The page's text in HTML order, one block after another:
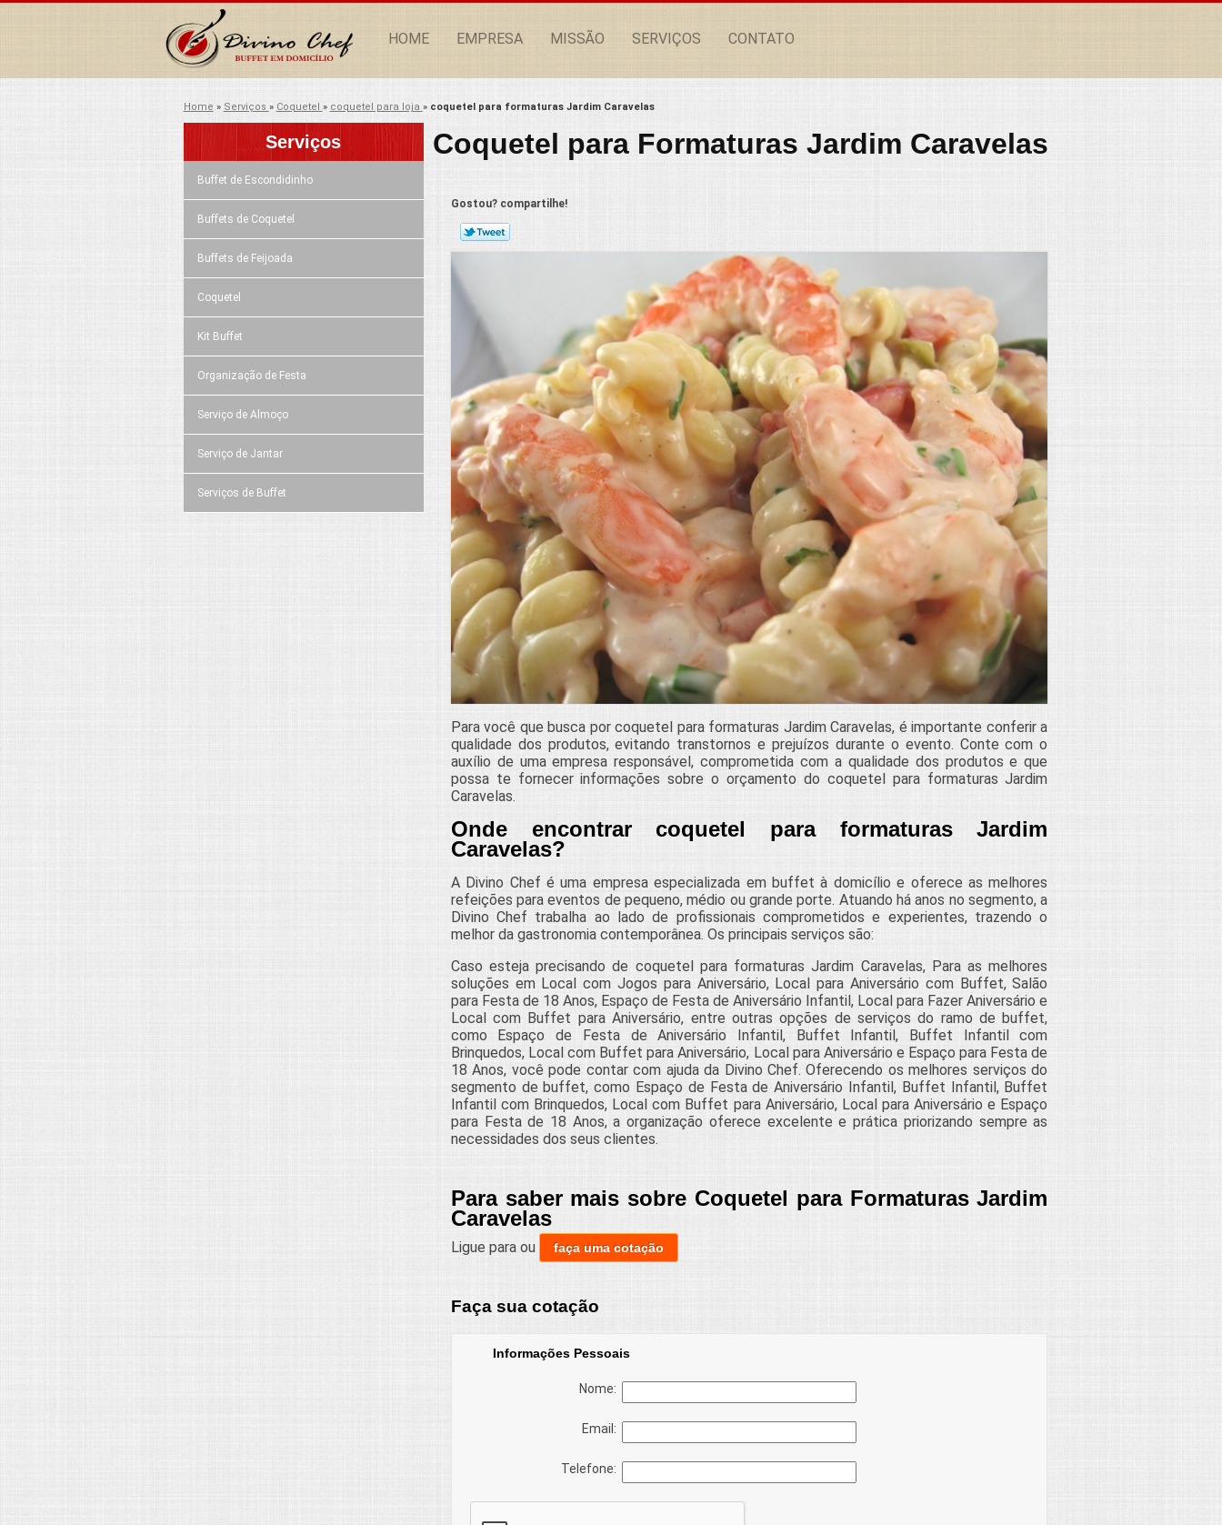
HOME EMPRESA MISSÃO SERVIÇOS CONTATO
Home » Serviços » Coquetel » coquetel para loja » coquetel para formaturas Jardim Caravelas
Serviços
Buffet de Escondidinho
Buffets de Coquetel
Buffets de Feijoada
Coquetel
Kit Buffet
Organização de Festa
Serviço de Almoço
Serviço de Jantar
Serviços de Buffet
Coquetel para Formaturas Jardim Caravelas
Gostou? compartilhe!
Para você que busca por coquetel para formaturas Jardim Caravelas, é importante conferir a
qualidade dos produtos, evitando transtornos e prejuízos durante o evento. Conte com o
auxílio de uma empresa responsável, comprometida com a qualidade dos produtos e que
possa te fornecer informações sobre o orçamento do coquetel para formaturas Jardim
Caravelas.
Onde encontrar coquetel para formaturas Jardim
Caravelas?
A Divino Chef é uma empresa especializada em buffet à domicílio e oferece as melhores
refeições para eventos de pequeno, médio ou grande porte. Atuando há anos no segmento, a
Divino Chef trabalha ao lado de profissionais comprometidos e experientes, trazendo o
melhor da gastronomia contemporânea. Os principais serviços são:
Caso esteja precisando de coquetel para formaturas Jardim Caravelas, Para as melhores
soluções em Local com Jogos para Aniversário, Local para Aniversário com Buffet, Salão
para Festa de 18 Anos, Espaço de Festa de Aniversário Infantil, Local para Fazer Aniversário e
Local com Buffet para Aniversário, entre outras opções de serviços do ramo de buffet,
como Espaço de Festa de Aniversário Infantil, Buffet Infantil, Buffet Infantil com
Brinquedos, Local com Buffet para Aniversário, Local para Aniversário e Espaço para Festa de
18 Anos, você pode contar com ajuda da Divino Chef. Oferecendo os melhores serviços do
segmento de buffet, como Espaço de Festa de Aniversário Infantil, Buffet Infantil, Buffet
Infantil com Brinquedos, Local com Buffet para Aniversário, Local para Aniversário e Espaço
para Festa de 18 Anos, a organização oferece excelente e prática priorizando sempre as
necessidades dos seus clientes.
Para saber mais sobre Coquetel para Formaturas Jardim
Caravelas
Ligue para ou faça uma cotação
Faça sua cotação
Informações Pessoais
Nome:
Email:
Telefone: